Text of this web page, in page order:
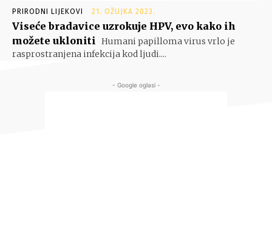
PRIRODNI LIJEKOVI 21. OŽUJKA 2023.
Viseće bradavice uzrokuje HPV, evo kako ih
možete ukloniti Humani papilloma virus vrlo je
rasprostranjena infekcija kod ljudi....
- Google oglasi -